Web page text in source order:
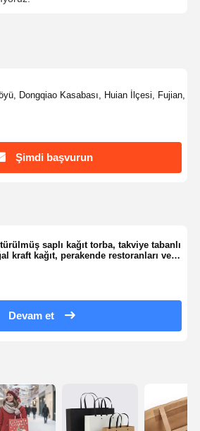
Dongqiao Kasabası, Huian İlçesi, Fujian,
Şimdi başvurun
saplı kağıt torba, takviye tabanlı
kraft kağıt, perakende restoranları veya
Devam et